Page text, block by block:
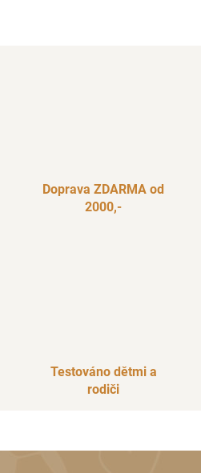
Doprava ZDARMA od
2000,-
Testováno dětmi a
rodiči